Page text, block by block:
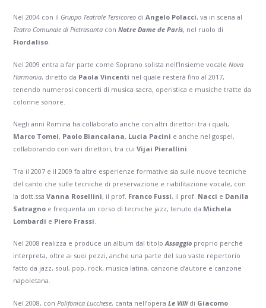
Nel 2004 con il Gruppo Teatrale Tersicoreo diAngelo Polacci, va in scena al
Teatro Comunale di Pietrasanta conNotre Dame de Paris, nel ruolo di
Fiordaliso.
Nel 2009 entra a far parte come Soprano solista nell’Insieme vocaleNova
Harmonia, diretto da Paola Vincenti nel quale resterà fino al 2017,
tenendo numerosi concerti di musica sacra, operistica e musiche tratte da
colonne sonore.
Negli anni Romina ha collaborato anche con altri direttori tra i quali,
Marco Tomei, Paolo Biancalana, Lucia Pacini e anche nel gospel,
collaborando con vari direttori, tra cuiVijai Pierallini.
Tra il 2007 e il 2009 fa altre esperienze formative sia sulle nuove tecniche
del canto che sulle tecniche di preservazione e riabilitazione vocale, con
la dott.ssaVanna Rosellini, il prof. Franco Fussi, il prof. Nacci e Danila
Satragno e frequenta un corso di tecniche jazz, tenuto da Michela
Lombardi e Piero Frassi
Nel 2008 realizza e produce un album dal titoloAssaggio proprio perché
interpreta, oltre ai suoi pezzi, anche una parte del suo vasto repertorio
fatto da jazz, soul, pop, rock, musica latina, canzone d’autore e canzone
napoletana.
Nel 2008, conPolifonica Lucchese, canta nell’operaLe Villidi Giacomo